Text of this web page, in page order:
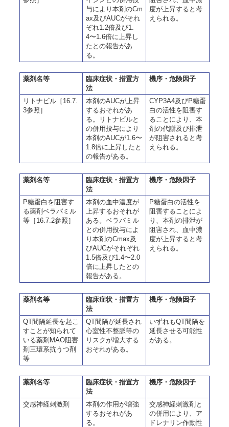
与により本剤のCm
ax及びAUCがそれ
ぞれ1.2倍及び1.
4〜1.6倍に上昇し
たとの報告があ
る。
度が上昇すると考
えられる。
薬剤名等
臨床症状・措置方
法
機序・危険因子
リトナビル［16.7.
3参照］
本剤のAUCが上昇
するおそれがあ
る。リトナビルと
の併用投与により
本剤のAUCが1.6〜
1.8倍に上昇したと
の報告がある。
CYP3A4及びP糖蛋
白の活性を阻害す
ることにより、本
剤の代謝及び排泄
が阻害されると考
えられる。
薬剤名等
臨床症状・措置方
法
機序・危険因子
P糖蛋白を阻害す
る薬剤ベラパミル
等［16.7.2参照］
本剤の血中濃度が
上昇するおそれが
ある。ベラパミル
との併用投与によ
り本剤のCmax及
びAUCがそれぞれ
1.5倍及び1.4〜2.0
倍に上昇したとの
報告がある。
P糖蛋白の活性を
阻害することによ
り、本剤の排泄が
阻害され、血中濃
度が上昇すると考
えられる。
薬剤名等
臨床症状・措置方
法
機序・危険因子
QT間隔延長を起こ
すことが知られて
いる薬剤MAO阻害
剤三環系抗うつ剤
等
QT間隔が延長され
心室性不整脈等の
リスクが増大する
おそれがある。
いずれもQT間隔を
延長させる可能性
がある。
薬剤名等
臨床症状・措置方
法
機序・危険因子
交感神経刺激剤
本剤の作用が増強
するおそれがあ
る。
交感神経刺激剤と
の併用により、ア
ドレナリン作動性